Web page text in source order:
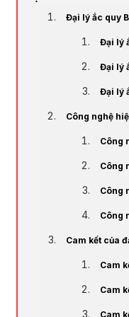
Đại lý ắc quy
Đại lý
Đại lý
Đại lý
Công nghệ
Công
Công
Công
Công
Cam kết của
Cam
Cam
Cam